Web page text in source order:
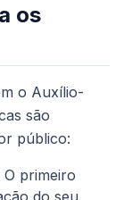
os
o Auxílio-
são
público:
O primeiro